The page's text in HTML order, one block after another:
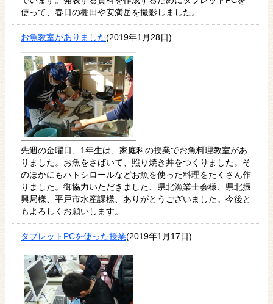
使って、春日の棚田や安満岳を撮影しました。
お魚教室がありました(2019年1月28日)
先週の金曜日、1年生は、家庭科の授業でお魚料理教室があ
りました。お魚をさばいて、照り焼き丼をつくりました。そ
のほかにもハトシロールなどお魚を使った料理をたくさん作
りました。御協力いただきました、県北漁業士会様、県北振
興局様、平戸市水産課様、ありがとうございました。今後と
もよろしくお願いします。
タブレットPCを使った授業(2019年1月17日)